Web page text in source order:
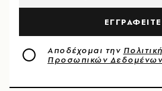
ΕΓΓΡΑΦΕΙΤΕ
Αποδέχομαι την
Προσωπικών Δεδομένων